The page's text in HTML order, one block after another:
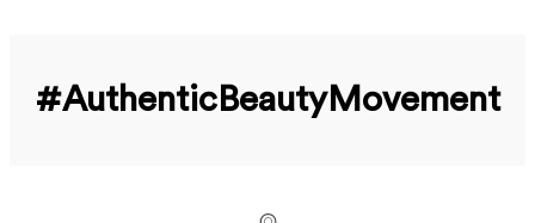
#Authentic­Beauty­Movement